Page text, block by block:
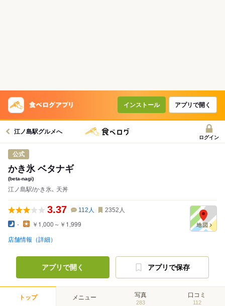
インストール アプリで開く
江ノ島駅グルメへ
ログイン
公式
かき氷 ベタナギ
(beta-nagi)
江ノ島駅/かき氷､ 天丼
3.37 112 人 2352 人
- ￥1,000～￥1,999
店舗情報（詳細）
アプリで開く アプリで保存
トップ メニュー 写真
283
口コミ
112